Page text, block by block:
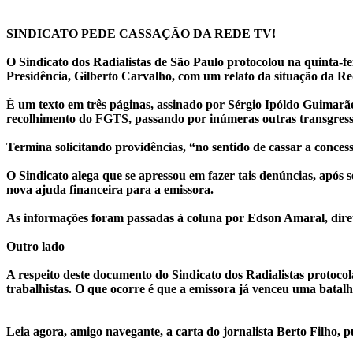
REDETV!
SINDICATO PEDE CASSAÇÃO DA REDE TV!
O Sindicato dos Radialistas de São Paulo protocolou na
Presidência, Gilberto Carvalho, com um relato da situação da
É um texto em três páginas, assinado por Sérgio Ipóldo
recolhimento do FGTS, passando por inúmeras outras
Termina solicitando providências, “no sentido de cassar a
O Sindicato alega que se apressou em fazer tais denúncias,
nova ajuda financeira para a emissora.
As informações foram passadas à coluna por Edson Amaral,
Outro lado
A respeito deste documento do Sindicato dos Radialistas
trabalhistas. O que ocorre é que a emissora já venceu uma
Leia agora, amigo navegante, a carta do jornalista Berto Filho,